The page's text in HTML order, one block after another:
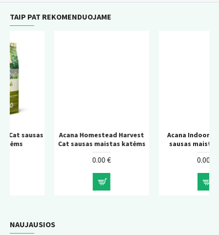
TAIP PAT REKOMENDUOJAME
Acana Homestead Harvest
Cat sausas maistas katėms
Acana Indoor Entree Cat
sausas maistas katėms
NAUJAUSIOS